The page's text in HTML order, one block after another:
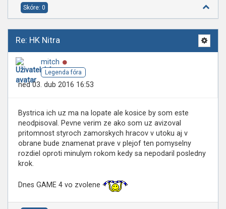
Skóre: 0
Re: HK Nitra
mitch
Legenda fóra
ned 03. dub 2016 16:53
Bystrica ich uz ma na lopate ale kosice by som este
neodpisoval. Pevne verim ze ako som uz avizoval
pritomnost styroch zamorskych hracov v utoku aj v
obrane bude znamenat prave v plejof ten pomyselny
rozdiel oproti minulym rokom kedy sa nepodaril posledny
krok.
Dnes GAME 4 vo zvolene